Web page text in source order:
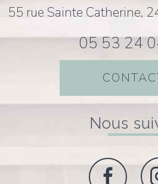
55 rue Sainte Catherine,
05 53 24
nous